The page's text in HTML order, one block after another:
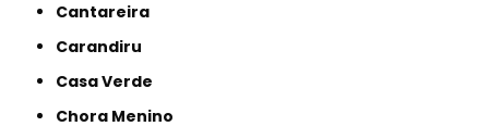
Cantareira
Carandiru
Casa Verde
Chora Menino